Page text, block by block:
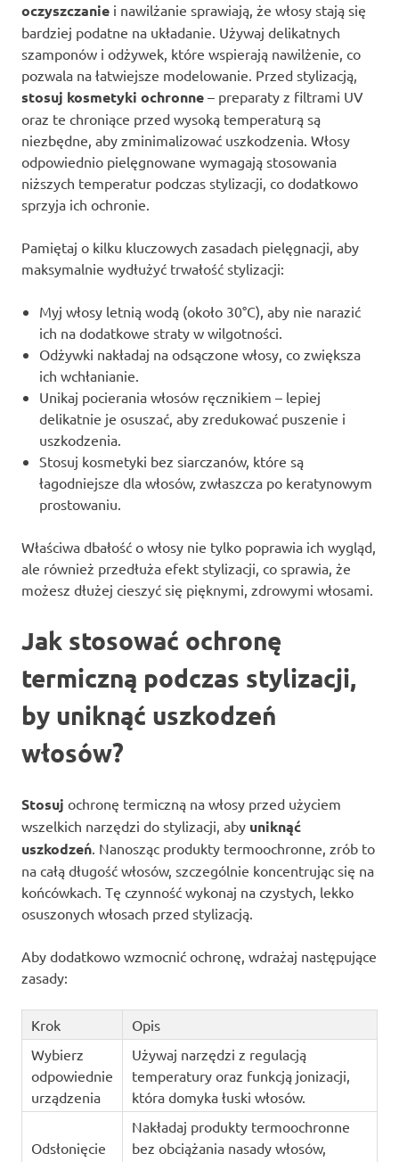
oczyszczanie i nawilżanie sprawiają, że włosy stają się
bardziej podatne na układanie. Używaj delikatnych
szamponów i odżywek, które wspierają nawilżenie, co
pozwala na łatwiejsze modelowanie. Przed stylizacją,
stosuj kosmetyki ochronne – preparaty z filtrami UV
oraz te chroniące przed wysoką temperaturą są
niezbędne, aby zminimalizować uszkodzenia. Włosy
odpowiednio pielęgnowane wymagają stosowania
niższych temperatur podczas stylizacji, co dodatkowo
sprzyja ich ochronie.
Pamiętaj o kilku kluczowych zasadach pielęgnacji, aby
maksymalnie wydłużyć trwałość stylizacji:
Myj włosy letnią wodą (około 30°C), aby nie narazić
ich na dodatkowe straty w wilgotności.
Odżywki nakładaj na odsączone włosy, co zwiększa
ich wchłanianie.
Unikaj pocierania włosów ręcznikiem – lepiej
delikatnie je osuszać, aby zredukować puszenie i
uszkodzenia.
Stosuj kosmetyki bez siarczanów, które są
łagodniejsze dla włosów, zwłaszcza po keratynowym
prostowaniu.
Właściwa dbałość o włosy nie tylko poprawia ich wygląd,
ale również przedłuża efekt stylizacji, co sprawia, że
możesz dłużej cieszyć się pięknymi, zdrowymi włosami.
Jak stosować ochronę
termiczną podczas stylizacji,
by uniknąć uszkodzeń
włosów?
Stosuj ochronę termiczną na włosy przed użyciem
wszelkich narzędzi do stylizacji, aby uniknąć
uszkodzeń. Nanosząc produkty termoochronne, zrób to
na całą długość włosów, szczególnie koncentrując się na
końcówkach. Tę czynność wykonaj na czystych, lekko
osuszonych włosach przed stylizacją.
Aby dodatkowo wzmocnić ochronę, wdrażaj następujące
zasady:
Krok
Opis
Wybierz
odpowiednie
urządzenia
Używaj narzędzi z regulacją
temperatury oraz funkcją jonizacji,
która domyka łuski włosów.
Odsłonięcie
Nakładaj produkty termoochronne
bez obciążania nasady włosów,